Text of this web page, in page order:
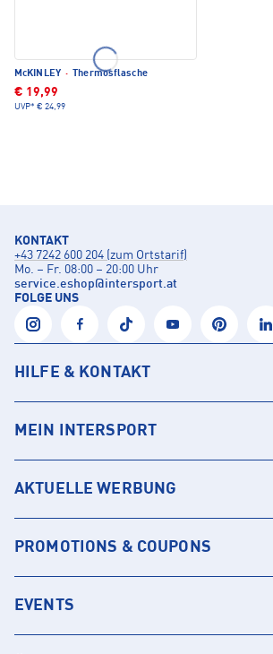
McKINLEY · Thermosflasche
€ 19,99
UVP* € 24,99
KONTAKT
+43 7242 600 204 (zum Ortstarif)
Mo. – Fr. 08:00 – 20:00 Uhr
service.eshop@intersport.at
FOLGE UNS
HILFE & KONTAKT
MEIN INTERSPORT
AKTUELLE WERBUNG
PROMOTIONS & COUPONS
EVENTS